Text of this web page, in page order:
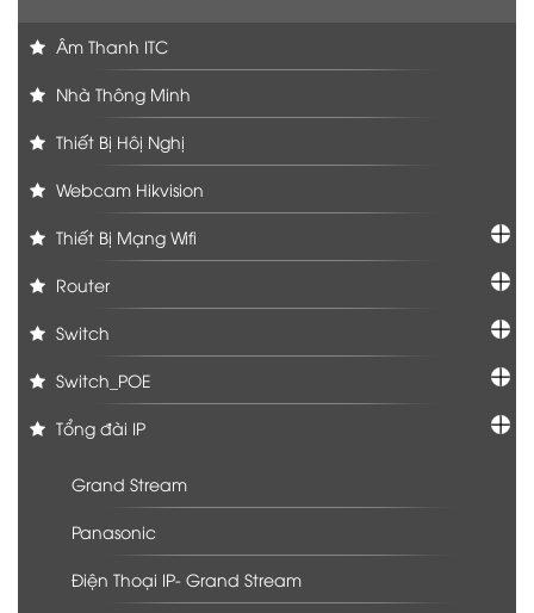
Âm Thanh ITC
Nhà Thông Minh
Thiết Bị Hôị Nghị
Webcam Hikvision
Thiết Bị Mạng Wifi
Router
Switch
Switch_POE
Tổng đài IP
Grand Stream
Panasonic
Điện Thoại IP- Grand Stream